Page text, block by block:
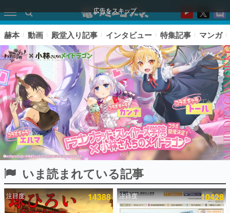
広告をスキップ
ピックアップ
電ファミのいま読まれている記事ランキング
赫本 動画 殿堂入り記事 インタビュー 特集記事 マンガ
いま読まれている記事
注目度 14388 注目度 10428